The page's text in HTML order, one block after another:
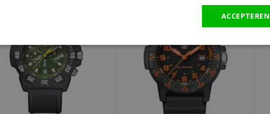
ACCEPTEREN